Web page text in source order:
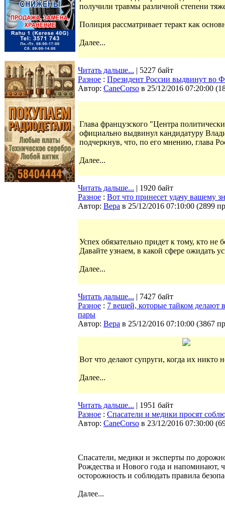
получили травмы различной степени
Полиция рассматривает теракт как
Далее...
Читать дальше... | 5227 байт
Разное : Президент России выдвинут во
Автор: CaneCorso в 25/12/2016 07:20:00 (
Глава французского "Центра
официально выдвинул кандидатуру
подчеркнув, что, по его мнению, глава
Далее...
Читать дальше... | 1920 байт
Разное : Вот что принесет удачу вашему
Автор: Bepa в 25/12/2016 07:10:00 (2899
Успех обязательно придет к тому, кто не
Давайте узнаем, в какой сфере ожидать
Далее...
Читать дальше... | 7427 байт
Разное : 7 вещей, которые тайком делают
пары
Автор: Bepa в 25/12/2016 07:10:00 (3867
Вот что делают супруги, когда их никто
Далее...
Читать дальше... | 1951 байт
Разное : Спасатели и медики просят
Автор: CaneCorso в 23/12/2016 07:30:00 (
Спасатели, медики и эксперты по
Рождества и Нового года и напоминают,
осторожность и соблюдать правила
Далее...